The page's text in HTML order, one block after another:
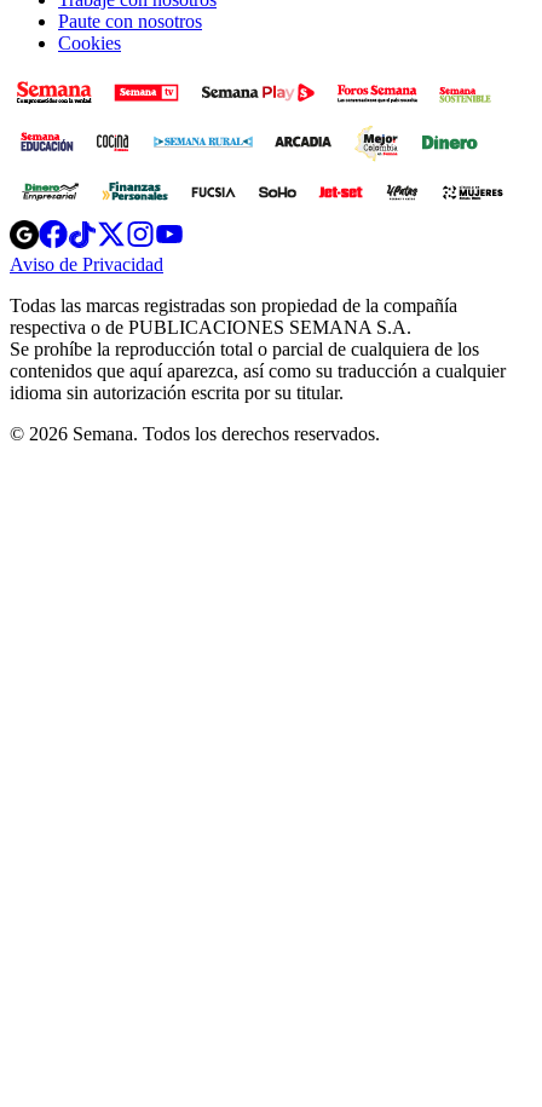
Paute con nosotros
Cookies
Opens
in
new
Opens
in
new
Opens
in
new
window
Opens
new
windowwindow
Aviso de Privacidad
new
window
Todas las marcas registradas son propiedad de la compañía
respectiva o de PUBLICACIONES SEMANA S.A.
Se prohíbe la reproducción total o parcial de cualquiera de los
contenidos que aquí aparezca, así como su traducción a cualquier
idioma sin autorización escrita por su titular.
© 2026 Semana. Todos los derechos reservados.